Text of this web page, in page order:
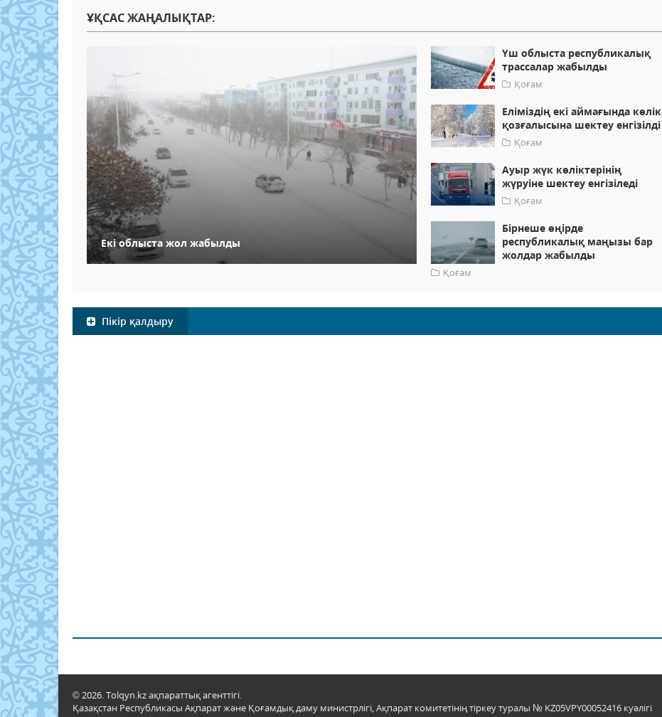
ҰҚСАС ЖАҢАЛЫҚТАР:
Екі облыста жол жабылды
Үш облыста республикалық
трассалар жабылды
Қоғам
Еліміздің екі аймағында көлік
қозғалысына шектеу енгізілді
Қоғам
Ауыр жүк көліктерінің
жүруіне шектеу енгізіледі
Қоғам
Бірнеше өңірде
республикалық маңызы бар
жолдар жабылды
Қоғам
Пікір қалдыру
© 2026. Tolqyn.kz ақпараттық агенттігі.
Қазақстан Республикасы Ақпарат және Қоғамдық даму министрлігі, Ақпарат комитетінің тіркеу туралы № KZ05VPY00052416 куәлігі